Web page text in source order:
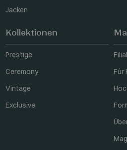
Jacken
Kollektionen
Prestige
Ceremony
Vintage
Exclusive
Für